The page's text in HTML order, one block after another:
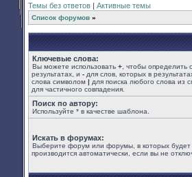
Темы без ответов | Активные темы
Список форумов »
Ключевые слова:
Вы можете использовать + , чтобы
результатах, и - для слов, которых в
слова символом | для поиска любого слова из
для частичного совпадения.
Поиск по автору:
Используйте * в качестве шаблона.
Искать в форумах:
Выберите форум или форумы, в которых будет
производится автоматически, если вы не